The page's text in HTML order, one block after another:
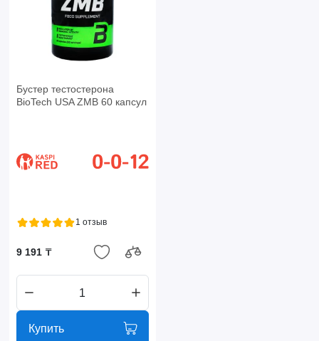
Бустер тестостерона
BioTech USA ZMB 60 капсул
1 отзыв
9 191 ₸
Купить